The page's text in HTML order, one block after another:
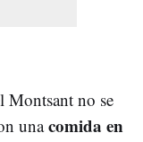
Montsant no se
unacomida en